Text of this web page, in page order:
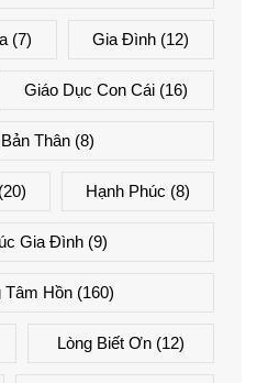
(7) Gia Đình (12)
Giáo Dục Con Cái(16)
Thân(8)
Hạnh Phúc (8)
Gia Đình (9)
Tâm Hồn (160)
Lòng Biết Ơn(12)